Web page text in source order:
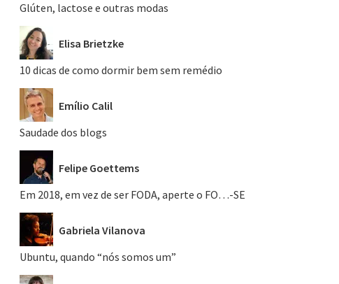
Glúten, lactose e outras modas
Elisa Brietzke
10 dicas de como dormir bem sem remédio
Emílio Calil
Saudade dos blogs
Felipe Goettems
Em 2018, em vez de ser FODA, aperte o FO…-SE
Gabriela Vilanova
Ubuntu, quando “nós somos um”